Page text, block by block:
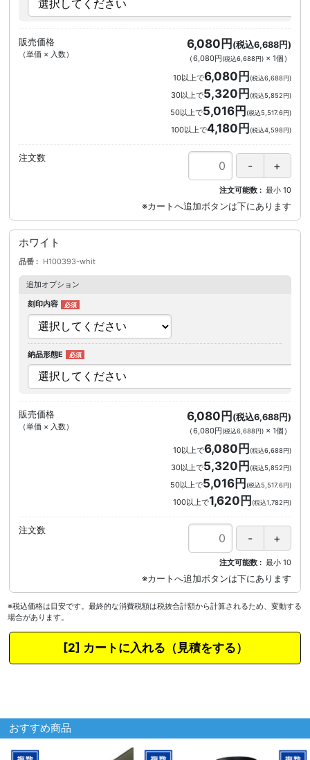
販売価格
（単価 × 入数）
6,080円 (税込6,688円)
（6,080円(税込6,688円)× 1個 ）
10以上で6,080円(税込6,688円)
30以上で5,320円(税込5,852円)
50以上で5,016円(税込5,517.6円)
100以上で4,180円(税込4,598円)
注文数
注文可能数 最小 10
ホワイト
品番 H100393-whit
追加オプション
刻印内容
納品形態E
販売価格
（単価 × 入数）
6,080円 (税込6,688円)
（6,080円(税込6,688円)× 1個 ）
10以上で6,080円(税込6,688円)
30以上で5,320円(税込5,852円)
50以上で5,016円(税込5,517.6円)
100以上で1,620円(税込1,782円)
注文数
注文可能数 最小 10
※税込価格は目安です。最終的な消費税額は税抜合計額から計算されるため、変動する
場合があります。
カートに入れる
おすすめ商品